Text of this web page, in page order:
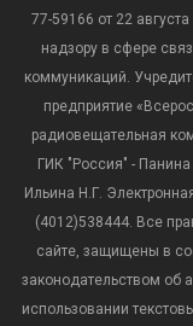
77-59166 от 22
надзору в сфере
коммуникаций.
предприятие
радиовещательная
ГИК "Россия" -
Ильина Н.Г.
(4012)538444. Все
сайте, защищены в
законодательством об
использовании